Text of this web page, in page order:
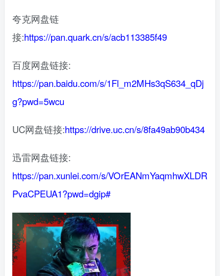
夸克网盘链
接:https://pan.quark.cn/s/acb113385f49
百度网盘链接:
https://pan.baidu.com/s/1Fl_m2MHs3qS634_qDj
g?pwd=5wcu
UC网盘链接:https://drive.uc.cn/s/8fa49ab90b434
迅雷网盘链接:
https://pan.xunlei.com/s/VOrEANmYaqmhwXLDR
PvaCPEUA1?pwd=dgip#